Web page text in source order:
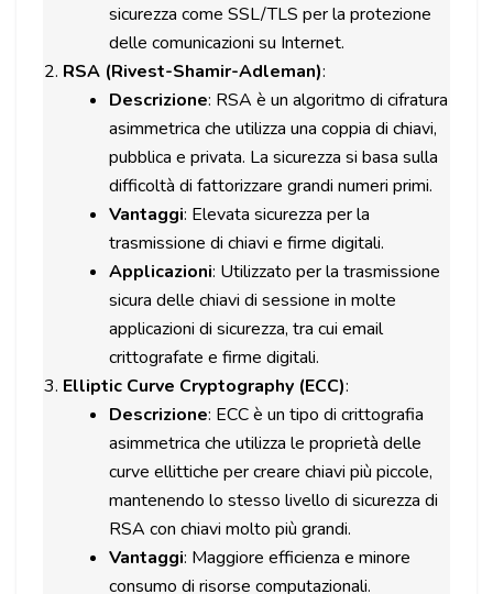
sicurezza come SSL/TLS per la protezione
delle comunicazioni su Internet.
RSA (Rivest-Shamir-Adleman):
Descrizione: RSA è un algoritmo di cifratura
asimmetrica che utilizza una coppia di chiavi,
pubblica e privata. La sicurezza si basa sulla
difficoltà di fattorizzare grandi numeri primi.
Vantaggi: Elevata sicurezza per la
trasmissione di chiavi e firme digitali.
Applicazioni: Utilizzato per la trasmissione
sicura delle chiavi di sessione in molte
applicazioni di sicurezza, tra cui email
crittografate e firme digitali.
Elliptic Curve Cryptography (ECC):
Descrizione: ECC è un tipo di crittografia
asimmetrica che utilizza le proprietà delle
curve ellittiche per creare chiavi più piccole,
mantenendo lo stesso livello di sicurezza di
RSA con chiavi molto più grandi.
Vantaggi: Maggiore efficienza e minore
consumo di risorse computazionali.